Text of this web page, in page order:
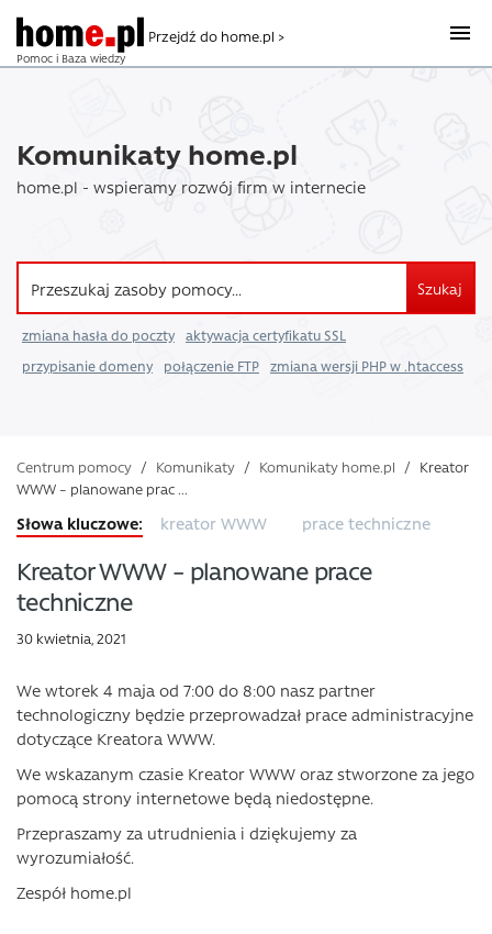
Pomoc i Baza wiedzy
Przejdź do home.pl >
Komunikaty home.pl
home.pl - wspieramy rozwój firm w internecie
Szukaj
zmiana hasła do poczty
aktywacja certyfikatu SSL
przypisanie domeny
połączenie FTP zmiana wersji PHP w .htaccess
Centrum pomocy / Komunikaty / Komunikaty home.pl / Kreator
WWW – planowane prac ...
kreator WWW prace techniczne
Kreator WWW – planowane prace
techniczne
30 kwietnia, 2021
We wtorek 4 maja od 7:00 do 8:00 nasz partner
technologiczny będzie przeprowadzał prace administracyjne
dotyczące Kreatora WWW.
We wskazanym czasie Kreator WWW oraz stworzone za jego
pomocą strony internetowe będą niedostępne.
Przepraszamy za utrudnienia i dziękujemy za
wyrozumiałość.
Zespół home.pl